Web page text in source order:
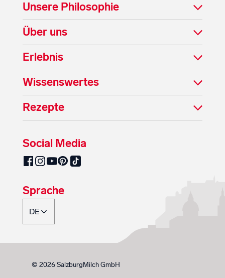
Unsere Philosophie
Über uns
Erlebnis
Wissenswertes
Rezepte
Social Media
SalzburgMilch auf Facebook
SalzburgMilch auf Instagram
SalzburgMilch auf YouTube
SalzburgMilch auf Pinterest
SalzburgMilch auf TikTok
Sprache
© 2026 SalzburgMilch GmbH